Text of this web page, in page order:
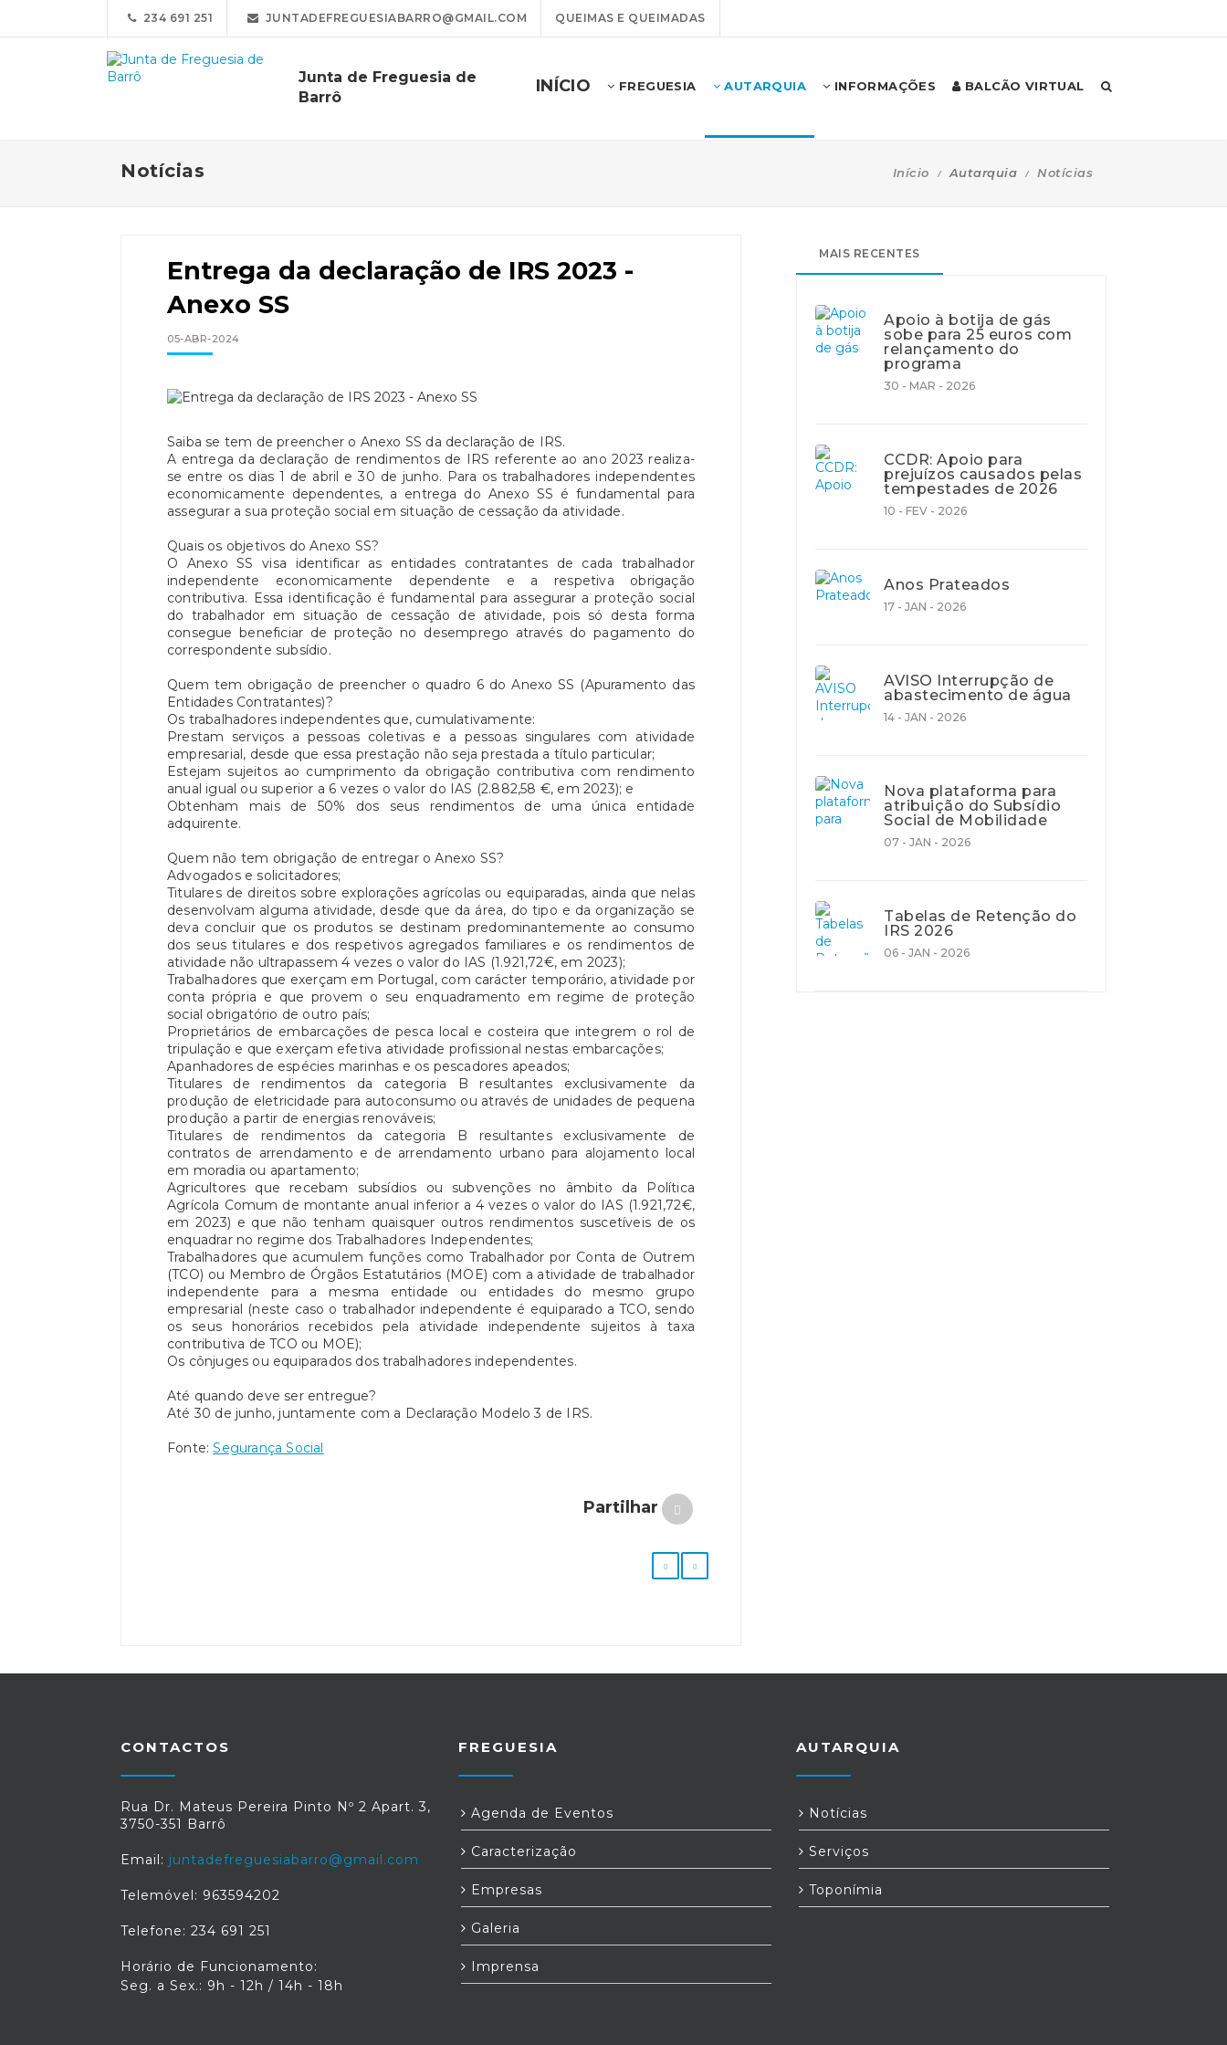
234 691 251 JUNTADEFREGUESIABARRO@GMAIL.COM QUEIMAS E QUEIMADAS
Junta de Freguesia de
Barrô
INÍCIO FREGUESIA AUTARQUIA INFORMAÇÕES BALCÃO VIRTUAL
Notícias Início Autarquia Notícias
Entrega da declaração de IRS 2023 -
Anexo SS
05-ABR-2024
Saiba se tem de preencher o Anexo SS da declaração de IRS.
A entrega da declaração de rendimentos de IRS referente ao ano 2023 realiza-
se entre os dias 1 de abril e 30 de junho. Para os trabalhadores independentes
economicamente dependentes, a entrega do Anexo SS é fundamental para
assegurar a sua proteção social em situação de cessação da atividade.
Quais os objetivos do Anexo SS?
O Anexo SS visa identificar as entidades contratantes de cada trabalhador
independente economicamente dependente e a respetiva obrigação
contributiva. Essa identificação é fundamental para assegurar a proteção social
do trabalhador em situação de cessação de atividade, pois só desta forma
consegue beneficiar de proteção no desemprego através do pagamento do
correspondente subsídio.
Quem tem obrigação de preencher o quadro 6 do Anexo SS (Apuramento das
Entidades Contratantes)?
Os trabalhadores independentes que, cumulativamente:
Prestam serviços a pessoas coletivas e a pessoas singulares com atividade
empresarial, desde que essa prestação não seja prestada a título particular;
Estejam sujeitos ao cumprimento da obrigação contributiva com rendimento
anual igual ou superior a 6 vezes o valor do IAS (2.882,58 €, em 2023); e
Obtenham mais de 50% dos seus rendimentos de uma única entidade
adquirente.
Quem não tem obrigação de entregar o Anexo SS?
Advogados e solicitadores;
Titulares de direitos sobre explorações agrícolas ou equiparadas, ainda que nelas
desenvolvam alguma atividade, desde que da área, do tipo e da organização se
deva concluir que os produtos se destinam predominantemente ao consumo
dos seus titulares e dos respetivos agregados familiares e os rendimentos de
atividade não ultrapassem 4 vezes o valor do IAS (1.921,72€, em 2023);
Trabalhadores que exerçam em Portugal, com carácter temporário, atividade por
conta própria e que provem o seu enquadramento em regime de proteção
social obrigatório de outro país;
Proprietários de embarcações de pesca local e costeira que integrem o rol de
tripulação e que exerçam efetiva atividade profissional nestas embarcações;
Apanhadores de espécies marinhas e os pescadores apeados;
Titulares de rendimentos da categoria B resultantes exclusivamente da
produção de eletricidade para autoconsumo ou através de unidades de pequena
produção a partir de energias renováveis;
Titulares de rendimentos da categoria B resultantes exclusivamente de
contratos de arrendamento e de arrendamento urbano para alojamento local
em moradia ou apartamento;
Agricultores que recebam subsídios ou subvenções no âmbito da Política
Agrícola Comum de montante anual inferior a 4 vezes o valor do IAS (1.921,72€,
em 2023) e que não tenham quaisquer outros rendimentos suscetíveis de os
enquadrar no regime dos Trabalhadores Independentes;
Trabalhadores que acumulem funções como Trabalhador por Conta de Outrem
(TCO) ou Membro de Órgãos Estatutários (MOE) com a atividade de trabalhador
independente para a mesma entidade ou entidades do mesmo grupo
empresarial (neste caso o trabalhador independente é equiparado a TCO, sendo
os seus honorários recebidos pela atividade independente sujeitos à taxa
contributiva de TCO ou MOE);
Os cônjuges ou equiparados dos trabalhadores independentes.
Até quando deve ser entregue?
Até 30 de junho, juntamente com a Declaração Modelo 3 de IRS.
Fonte:Segurança Social
Partilhar
MAIS RECENTES
Apoio à botija de gás
sobe para 25 euros com
relançamento do
programa
30 - MAR - 2026
CCDR: Apoio para
prejuízos causados pelas
tempestades de 2026
10 - FEV - 2026
Anos Prateados
17 - JAN - 2026
AVISO Interrupção de
abastecimento de água
14 - JAN - 2026
Nova plataforma para
atribuição do Subsídio
Social de Mobilidade
07 - JAN - 2026
Tabelas de Retenção do
IRS 2026
06 - JAN - 2026
CONTACTOS
Rua Dr. Mateus Pereira Pinto Nº 2 Apart. 3,
3750-351 Barrô
Email: juntadefreguesiabarro@gmail.com
Telemóvel: 963594202
Telefone: 234 691 251
Horário de Funcionamento:
Seg. a Sex.: 9h - 12h / 14h - 18h
FREGUESIA
Agenda de Eventos
Caracterização
Empresas
Galeria
Imprensa
AUTARQUIA
Notícias
Serviços
Toponímia